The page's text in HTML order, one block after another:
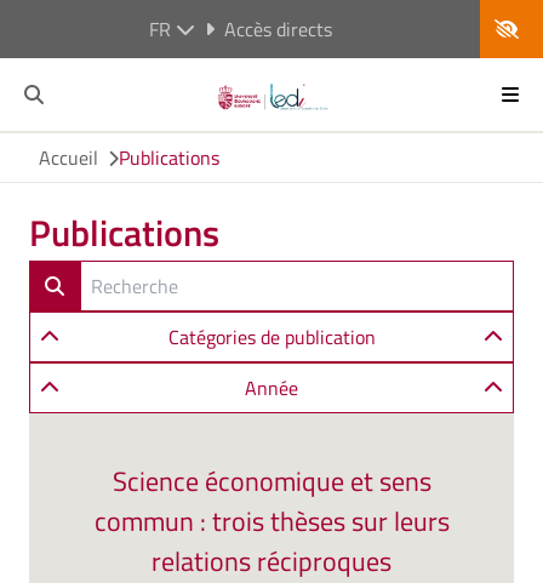
FR Accès directs
Accueil Publications
Publications
Catégories de publication
Année
Science économique et sens
commun : trois thèses sur leurs
relations réciproques